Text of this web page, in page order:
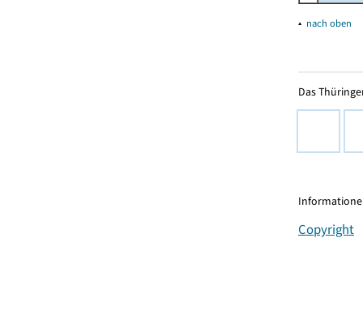
▴ nach oben
Das
Copyright